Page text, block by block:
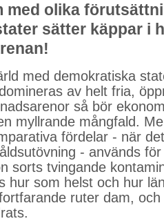
med olika
sätter käppar i
med demokratiska
av helt fria,
så bör
myllrande mångfald.
fördelar - när
- används
sorts tvingande
hur som helst och hur
ruter dam,